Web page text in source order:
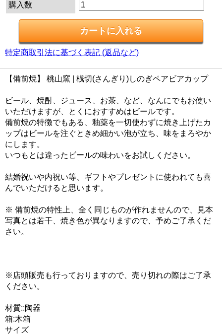
購入数
特定商取引法に基づく表記 (返品など)
【備前焼】 桃山窯 | 桟切(さんぎり)しのぎペアビアカップ
ビール、焼酎、ジュース、お茶、など、なんにでもお使い
いただけますが、とくにおすすめはビールです。
備前焼の特徴でもある、釉薬を一切使わずに焼き上げたカ
ップはビールを注ぐときめ細かい泡が立ち、味をまろやか
にします。
いつもとは違ったビールの味わいをお試しください。
結婚祝いや内祝い等、ギフトやプレゼントに使われても喜
んでいただけると思います。
※ 備前焼の特性上、全く同じものが作れませんので、見本
写真とは若干、焼き色が異なりますので、予めご了承くだ
さい。
※店頭販売も行っておりますので、売り切れの際はご了承
ください。
材質::陶器
箱:木箱
サイズ